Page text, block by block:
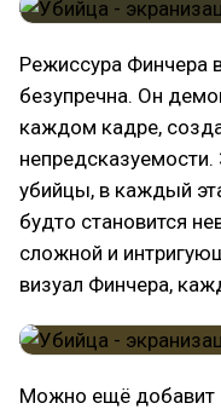
Режиссура Финчера
безупречна. Он
каждом кадре,
непредсказуемости.
убийцы, в каждый
будто становится
сложной и
визуал Финчера,
Можно ещё добавит